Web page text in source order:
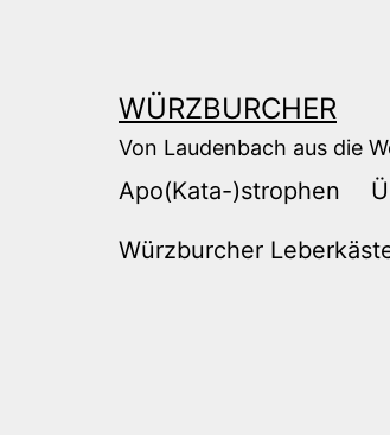
WÜRZBURCHER
Von Laudenbach aus die
Apo(Kata-)strophen
Würzburcher